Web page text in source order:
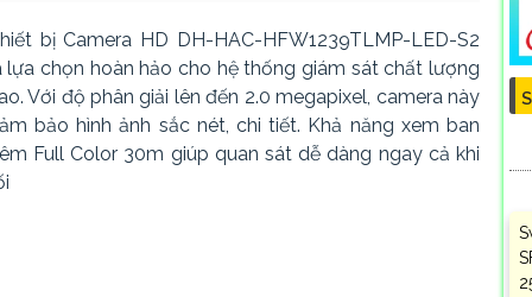
bị Camera HD DH-HAC-HFW1239TLMP-LED-S2
lựa chọn hoàn hảo cho hệ thống giám sát chất lượng
Với độ phân giải lên đến 2.0 megapixel, camera này
bảo hình ảnh sắc nét, chi tiết. Khả năng xem ban
Full Color 30m giúp quan sát dễ dàng ngay cả khi